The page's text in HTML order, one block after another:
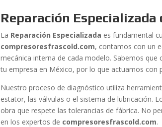
Reparación
La Reparación Especializada es fundamental
compresoresfrascold.com, contamos con un
mecánica interna de cada modelo. Sabemos
tu empresa en México, por lo que actuamos con
Nuestro proceso de diagnóstico utiliza
estator, las válvulas o el sistema de lubricación.
obra que respete las tolerancias de fábrica. No
en los expertos de compresoresfrascold.com.